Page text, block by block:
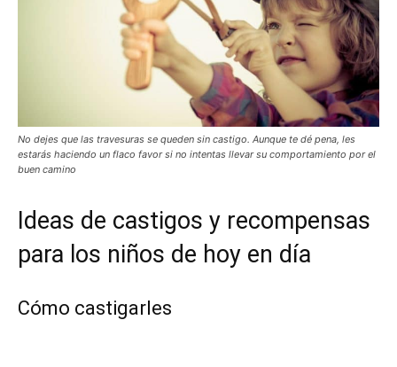
No dejes que las travesuras se queden sin castigo. Aunque te dé pena, les
estarás haciendo un flaco favor si no intentas llevar su comportamiento por el
buen camino
Ideas de castigos y recompensas
para los niños de hoy en día
Cómo castigarles